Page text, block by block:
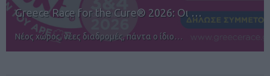
… 12ος TUI Rhodes Marathon:
Αγώνες για όλους στην Ρόδο